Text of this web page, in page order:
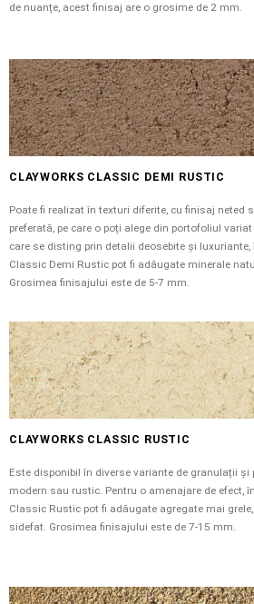
de nuanțe, acest finisaj are o grosime de 2 mm.
CLAYWORKS CLASSIC DEMI RUSTIC
Poate fi realizat în texturi diferite, cu finisaj neted
preferată, pe care o poți alege din portofoliul
care se disting prin detalii deosebite și
Classic Demi Rustic pot fi adăugate minerale
Grosimea finisajului este de 5-7 mm.
CLAYWORKS CLASSIC RUSTIC
Este disponibil în diverse variante de granulații
modern sau rustic. Pentru o amenajare de efect,
Classic Rustic pot fi adăugate agregate mai
sidefat. Grosimea finisajului este de 7-15 mm.